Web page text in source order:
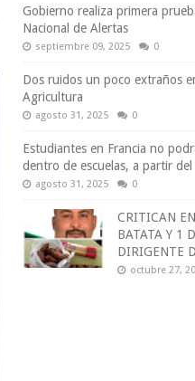
Gobierno realiza primera
Nacional de Alertas
septiembre 09, 2025 0
Dos ruidos un poco extraños
Agricultura
agosto 31, 2025 0
Estudiantes en Francia no
dentro de escuelas, a partir
agosto 31, 2025 0
CRITICAN
BATATA Y 1
DIRIGENTE
octubre 27,